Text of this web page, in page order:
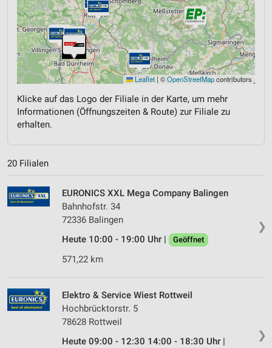
Leaflet | ©OpenStreetMapcontributors
Klicke auf das Logo der Filiale in der Karte, um mehr
Informationen (Öffnungszeiten & Route) zur Filiale zu
erhalten.
20 Filialen
❯
EURONICS XXL Mega Company Balingen
Bahnhofstr. 34
72336 Balingen
Heute 10:00 - 19:00 Uhr |
Geöffnet
571,22 km
❯
Elektro & Service Wiest Rottweil
Hochbrücktorstr. 5
78628 Rottweil
Heute 09:00 - 12:30 14:00 - 18:30 Uhr |